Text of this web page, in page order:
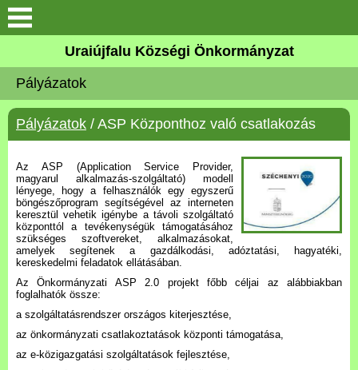
Köszöntő
Elérhetőségek
Uraiújfalu
Önkormányzat
Közös Önkormányzati
Hivatal
Választási információk
Versenyképes Járások
Program
Uraiújfalu Községi Önkormányzat
Pályázatok
Pályázatok / ASP Központhoz való csatlakozás
Az ASP (Application Service Provider,
magyarul alkalmazás-szolgáltató) modell
lényege, hogy a felhasználók egy egyszerű
böngészőprogram segítségével az interneten
keresztül vehetik igénybe a távoli szolgáltató
központtól a tevékenységük támogatásához
szükséges szoftvereket, alkalmazásokat,
amelyek segítenek a gazdálkodási, adóztatási, hagyatéki,
kereskedelmi feladatok ellátásában.
Az Önkormányzati ASP 2.0 projekt főbb céljai az alábbiakban
foglalhatók össze:
a szolgáltatásrendszer országos kiterjesztése,
az önkormányzati csatlakoztatások központi támogatása,
az e-közigazgatási szolgáltatások fejlesztése,